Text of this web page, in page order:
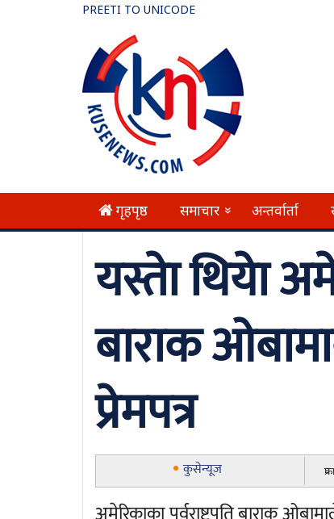
PREETI TO UNICODE
गृहपृष्ठ समाचार » अन्तर्वार्ता
यस्ताे थियाे
बाराक
प्रेमपत्र
कुसेन्यूज